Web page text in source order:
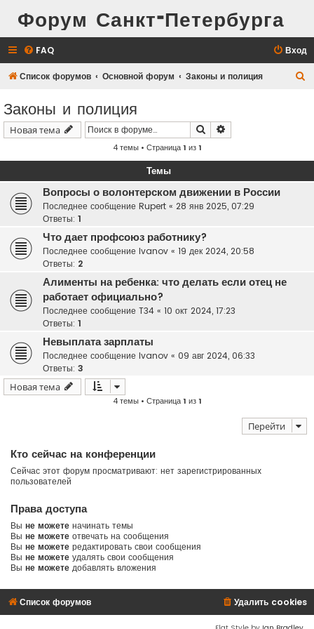
Форум Санкт-Петербурга
FAQ Вход
Список форумов Основной форум Законы и полиция
Законы и полиция
Новая тема Поиск
4 темы • Страница1 из1
Темы
Вопросы о волонтерском движении в России
Последнее сообщение Rupert « 28 янв 2025, 07:29
Ответы: 1
Что дает профсоюз работнику?
Последнее сообщение Ivanov « 19 дек 2024, 20:58
Ответы: 2
Алименты на ребенка: что делать если отец не
работает официально?
Последнее сообщение T34 « 10 окт 2024, 17:23
Ответы: 1
Невыплата зарплаты
Последнее сообщение Ivanov « 09 авг 2024, 06:33
Ответы: 3
Новая тема
4 темы • Страница1 из1
Перейти
Кто сейчас на конференции
Сейчас этот форум просматривают: нет зарегистрированных
пользователей
Права доступа
Вы не можете начинать темы
Вы не можете отвечать на сообщения
Вы не можете редактировать свои сообщения
Вы не можете удалять свои сообщения
Вы не можете добавлять вложения
Список форумов Удалить cookies